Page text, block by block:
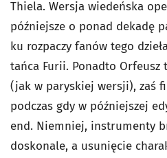
Thiela. Wersja wiedeńska
późniejsze o ponad dekadę
ku rozpaczy fanów tego
tańca Furii. Ponadto
(jak w paryskiej wersji), zaś
podczas gdy w późniejszej
end. Niemniej, instrumenty
doskonale, a usunięcie